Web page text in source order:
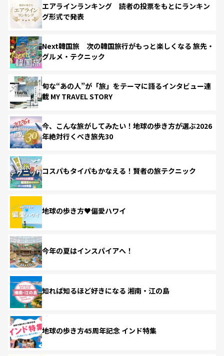
エアラインランキング 読者の投票をもとにランキン
グ形式で発表
Next韓国旅 次の韓国旅行がもっと楽しくなる 旅先・
グルメ・テクニック
旬な“あの人”が「旅」をテーマに語るインタビュー連
載 MY TRAVEL STORY
今、こんな旅がしてみたい！地球の歩き方が選ぶ2026
年絶対行くべき旅先30
コスパもタイパもかなえる！賢者の旅テクニック
地球の歩き方♥偏愛ハワイ
今年の夏はインスパイアへ！
知れば知るほど好きになる 湘南・江の島
地球の歩き方45周年記念 インド特集